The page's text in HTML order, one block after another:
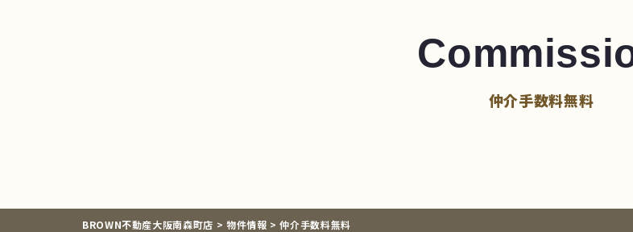
仲介手数料無料
BROWN不動産大阪南森町店 > 物件情報 >仲介手数料無料